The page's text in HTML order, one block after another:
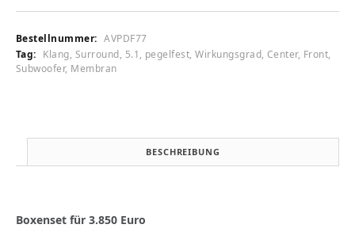
Set
6/2008)
Menge
Bestellnummer: AVPDF77
Tag: Klang, Surround, 5.1, pegelfest, Wirkungsgrad, Center, Front,
Subwoofer, Membran
BESCHREIBUNG
Boxenset für 3.850 Euro